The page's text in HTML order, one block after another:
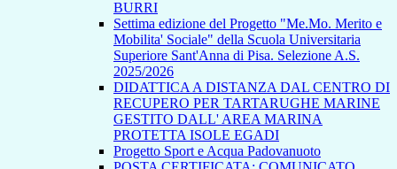
BURRI
Settima edizione del Progetto "Me.Mo. Merito e
Mobilita' Sociale" della Scuola Universitaria
Superiore Sant'Anna di Pisa. Selezione A.S.
2025/2026
DIDATTICA A DISTANZA DAL CENTRO DI
RECUPERO PER TARTARUGHE MARINE
GESTITO DALL' AREA MARINA
PROTETTA ISOLE EGADI
Progetto Sport e Acqua Padovanuoto